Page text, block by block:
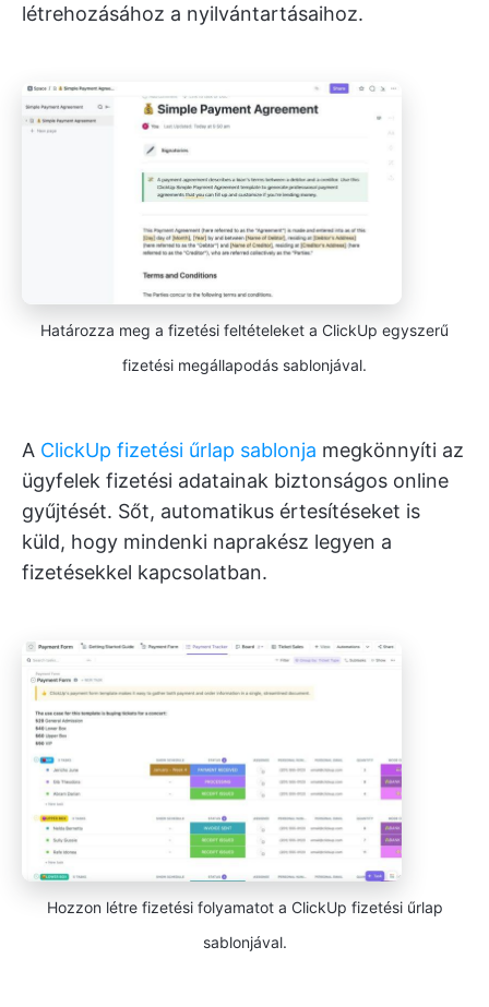
létrehozásához a nyilvántartásaihoz.
Határozza meg a fizetési feltételeket a ClickUp egyszerű
fizetési megállapodás sablonjával.
A ClickUp fizetési űrlap sablonja megkönnyíti az
ügyfelek fizetési adatainak biztonságos online
gyűjtését. Sőt, automatikus értesítéseket is
küld, hogy mindenki naprakész legyen a
fizetésekkel kapcsolatban.
Hozzon létre fizetési folyamatot a ClickUp fizetési űrlap
sablonjával.